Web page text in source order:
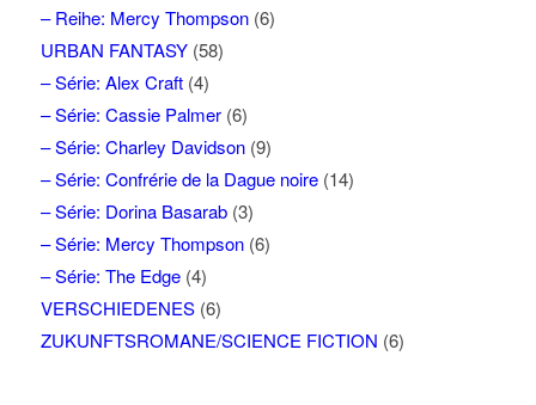
– Reihe: Mercy Thompson(6)
URBAN FANTASY(58)
– Série: Alex Craft(4)
– Série: Cassie Palmer(6)
– Série: Charley Davidson(9)
– Série: Confrérie de la Dague noire(14)
– Série: Dorina Basarab(3)
– Série: Mercy Thompson(6)
– Série: The Edge(4)
VERSCHIEDENES(6)
ZUKUNFTSROMANE/SCIENCE FICTION (6)